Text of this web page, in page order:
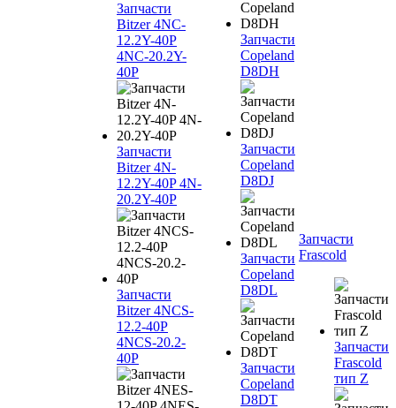
Запчасти
Bitzer 4NC-
12.2Y-40P
4NC-20.2Y-
40P
Запчасти
Bitzer 4N-
12.2Y-40P 4N-
20.2Y-40P
Запчасти
Bitzer 4NCS-
12.2-40P
4NCS-20.2-
40P
Запчасти
Copeland
D8DH
Запчасти
Copeland
D8DJ
Запчасти
Copeland
D8DL
Запчасти
Copeland
D8DT
Запчасти
Frascold
Запчасти
Frascold
тип Z